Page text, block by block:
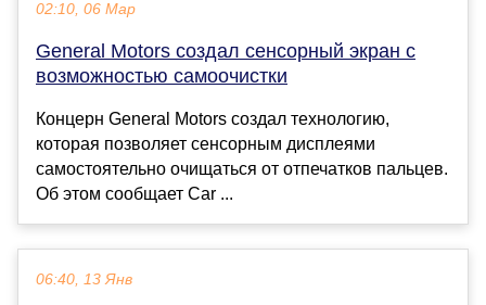
02:10, 06 Мар
General Motors создал сенсорный экран с
возможностью самоочистки
Концерн General Motors создал технологию,
которая позволяет сенсорным дисплеями
самостоятельно очищаться от отпечатков пальцев.
Об этом сообщает Car ...
06:40, 13 Янв